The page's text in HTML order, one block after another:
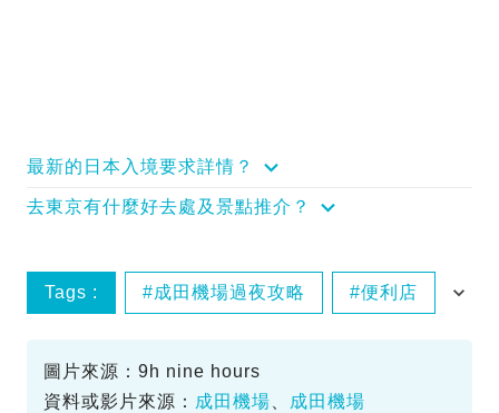
最新的日本入境要求詳情？
去東京有什麼好去處及景點推介？
Tags : 成田機場過夜攻略 便利店
圖片來源：9h nine hours
資料或影片來源： 成田機場 成田機場